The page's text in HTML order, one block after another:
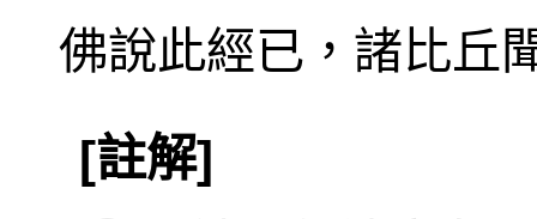
佛說此經已，諸比丘
[註解]